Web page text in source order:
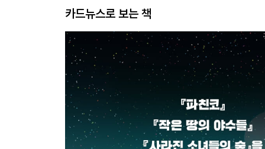
카드뉴스로 보는 책